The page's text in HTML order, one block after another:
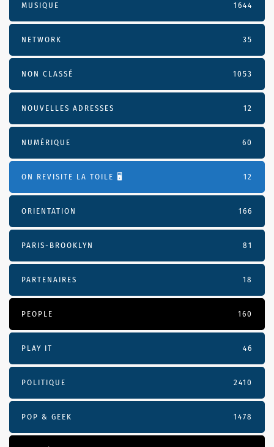
MUSIQUE 1644
NETWORK 35
NON CLASSÉ 1053
NOUVELLES ADRESSES 12
NUMÉRIQUE 60
ON REVISITE LA TOILE 🖥️ 12
ORIENTATION 166
PARIS-BROOKLYN 81
PARTENAIRES 18
PEOPLE 160
PLAY IT 46
POLITIQUE 2410
POP & GEEK 1478